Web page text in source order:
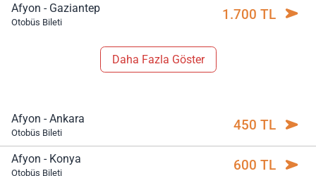
Afyon - Gaziantep
Otobüs Bileti 1.700 TL
Daha Fazla Göster
Afyon - Ankara
Otobüs Bileti 450 TL
Afyon - Konya
Otobüs Bileti 600 TL